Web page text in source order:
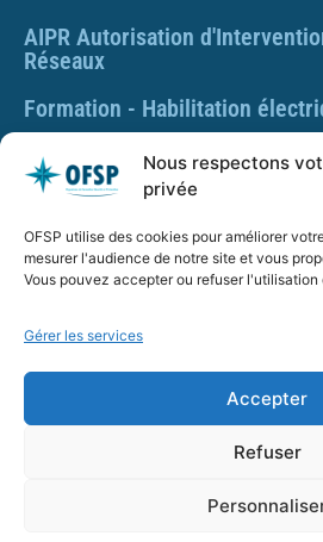
Nous respectons
privée
OFSP utilise des cookies pour améliorer
mesurer l'audience de notre site et vous
Vous pouvez accepter ou refuser l'utilisation
Gérer les services
Accepter
Refuser
AIPR Autorisation
Réseaux
Formation - Habilitation
Formation - Gestes et postures
Formation Gestes et Postures -
PLAQUETTE DE
Numéro de déclaration d’activité :
agrément de
OFSP.fr – Tous droits réservés –